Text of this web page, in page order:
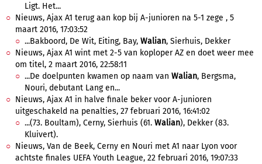
Ligt. Het...
Nieuws, Ajax A1 terug aan kop bij A-junioren na 5-1 zege , 5
maart 2016, 17:03:52
...Bakboord, De Wit, Eiting, Bay, Walian, Sierhuis, Dekker
Nieuws, Ajax A1 wint met 2-5 van koploper AZ en doet weer mee
om titel, 2 maart 2016, 22:58:11
...De doelpunten kwamen op naam van Walian, Bergsma,
Nouri, debutant Lang en...
Nieuws, Ajax A1 in halve finale beker voor A-junioren
uitgeschakeld na penalties, 27 februari 2016, 16:41:02
...(73. Boultam), Cerny, Sierhuis (61. Walian), Dekker (83.
Kluivert).
Nieuws, Van de Beek, Cerny en Nouri met A1 naar Lyon voor
achtste finales UEFA Youth League, 22 februari 2016, 19:07:33